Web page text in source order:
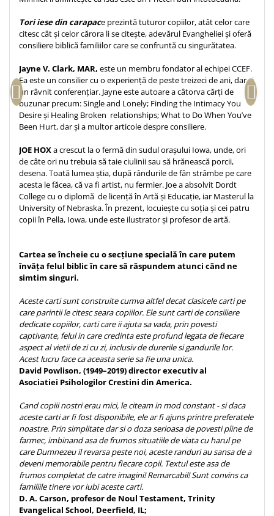
A doua venire
Apologetica
Dogmatica
Istoria Bisericii
Misiune
Viata crestina
Contemporaneitate
Devotional
Diverse
Lupta Spirituala
Schimbarea caracterului
Slujire
Suferinta
Viata de zi cu zi
Despre afaceri
Leadership
Mediu
Sanatate / nutritie
Tori iese din carapace prezintă tuturor copiilor, atât celor care
citesc cât și celor cărora li se citește, adevărul Evangheliei și oferă
consiliere biblică familiilor care se confruntă cu singurătatea.
Jayne V. Clark, MAR, este un membru fondator al echipei CCEF.
Ea este un consilier cu o experiență de peste treizeci de ani, dar și
un râvnit conferențiar. Jayne este autoare a câtorva cărți de
buzunar precum: Single and Lonely; Finding the Intimacy You
Desire și Healing Broken relationships; What to Do When You’ve
Been Hurt, dar și a multor articole despre consiliere.
JOE HOXa crescut la o fermă din sudul orașului Iowa, unde, ori
de câte ori nu trebuia să taie ciulinii sau să hrănească porcii,
desena. Toată lumea știa, după rândurile de fân strâmbe pe care
acesta le făcea, că va fi artist, nu fermier. Joe a absolvit Dordt
College cu o diplomă de licență în Artă și Educație, iar Masterul la
University of Nebraska. În prezent, locuiește cu soția și cei patru
copii în Pella, Iowa, unde este ilustrator și profesor de artă.
Cartea se încheie cu o secțiune specială în care putem
învăța felul biblic în care să răspundem atunci când ne
simtim singuri.
Aceste carti sunt construite cumva altfel decat clasicele carti pe
care parintii le citesc seara copiilor. Ele sunt carti de consiliere
dedicate copiilor, carti care ii ajuta sa vada, prin povesti
captivante, felul in care credinta este profund legata de fiecare
aspect al vietii de zi cu zi, inclusiv de durerile si gandurile lor.
Acest lucru face ca aceasta serie sa fie una unica.
David Powlison, (1949–2019) director executiv al
Asociatiei Psihologilor Crestini din America.
Cand copiii nostri erau mici, le citeam in mod constant - si daca
aceste carti ar fi fost disponibile, ele ar fi ajuns printre preferatele
noastre. Prin simplitate dar si o doza serioasa de povesti pline de
farmec, imbinand asa de frumos situatiile de viata cu harul pe
care Dumnezeu il revarsa peste noi, aceste randuri au sansa de a
deveni memorabile pentru fiecare copil. Textul este asa de
frumos completat de catre imagini! Remarcabil! Sunt convins ca
familiile tinere vor iubi aceste carti.
D. A. Carson, profesor de Noul Testament, Trinity
Evangelical School, Deerfield, IL;